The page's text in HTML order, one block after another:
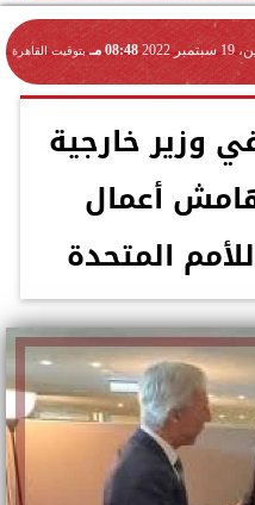
2022 08:48 مـ بتوقيت القاهرة
وزير خارجية
أعمال
المتحدة